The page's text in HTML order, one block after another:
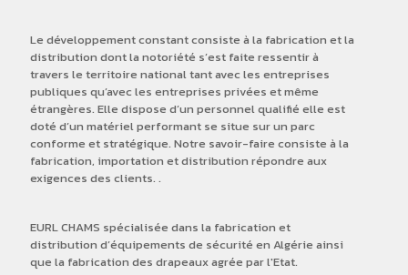
Le développement constant consiste à la fabrication et la
distribution dont la notoriété s’est faite ressentir à
travers le territoire national tant avec les entreprises
publiques qu’avec les entreprises privées et même
étrangères. Elle dispose d’un personnel qualifié elle est
doté d’un matériel performant se situe sur un parc
conforme et stratégique. Notre savoir-faire consiste à la
fabrication, importation et distribution répondre aux
exigences des clients. .
EURL CHAMS spécialisée dans la fabrication et
distribution d’équipements de sécurité en Algérie ainsi
que la fabrication des drapeaux agrée par l'Etat.